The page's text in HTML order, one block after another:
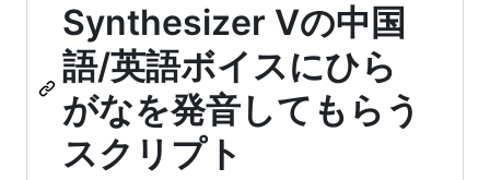
Synthesizer Vの中国
語/英語ボイスにひら
がなを発音してもらう
スクリプト